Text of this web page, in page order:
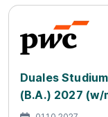
Duales
(B.A.) 2027 (w/